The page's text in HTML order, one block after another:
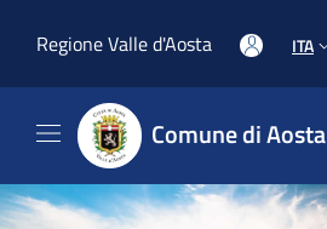
Regione Valle d'Aosta
ITA
Comune di Aosta